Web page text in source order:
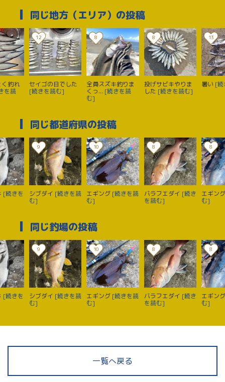
同じ地方（エリア）の投稿
釣れ
を読
12
セイゴの日でした
[続きを読む]
8
全員スズキ釣りま
くっ... [続きを読
む]
8
投げサビキやりま
した [続きを読む]
13
暑い [続
同じ都道府県の投稿
[続きを
9
シブダイ [続きを読
む]
10
エギング [続きを読
む]
8
バラフエダイ [続き
を読む]
8
エギン
む]
同じ釣場の投稿
[続きを
9
シブダイ [続きを読
む]
10
エギング [続きを読
む]
8
バラフエダイ [続き
を読む]
8
エギン
む]
一覧へ戻る